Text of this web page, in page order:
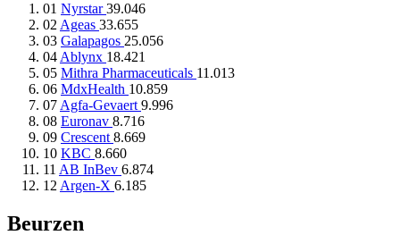
01 Nyrstar39.046
02 Ageas 33.655
03 Galapagos 25.056
04 Ablynx 18.421
05 Mithra Pharmaceuticals 11.013
06 MdxHealth 10.859
07 Agfa-Gevaert 9.996
08 Euronav 8.716
09 Crescent 8.669
10 KBC 8.660
11 AB InBev 6.874
12 Argen-X 6.185
Beurzen